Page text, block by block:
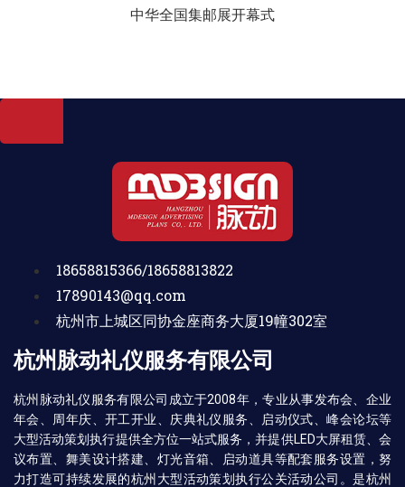
中华全国集邮展开幕式
18658815366/18658813822
17890143@qq.com
杭州市上城区同协金座商务大厦19幢302室
杭州脉动礼仪服务有限公司
杭州脉动礼仪服务有限公司成立于2008年，专业从事发布会、企业
年会、周年庆、开工开业、庆典礼仪服务、启动仪式、峰会论坛等
大型活动策划执行提供全方位一站式服务，并提供LED大屏租赁、会
议布置、舞美设计搭建、灯光音箱、启动道具等配套服务设置，努
力打造可持续发展的杭州大型活动策划执行公关活动公司。是杭州